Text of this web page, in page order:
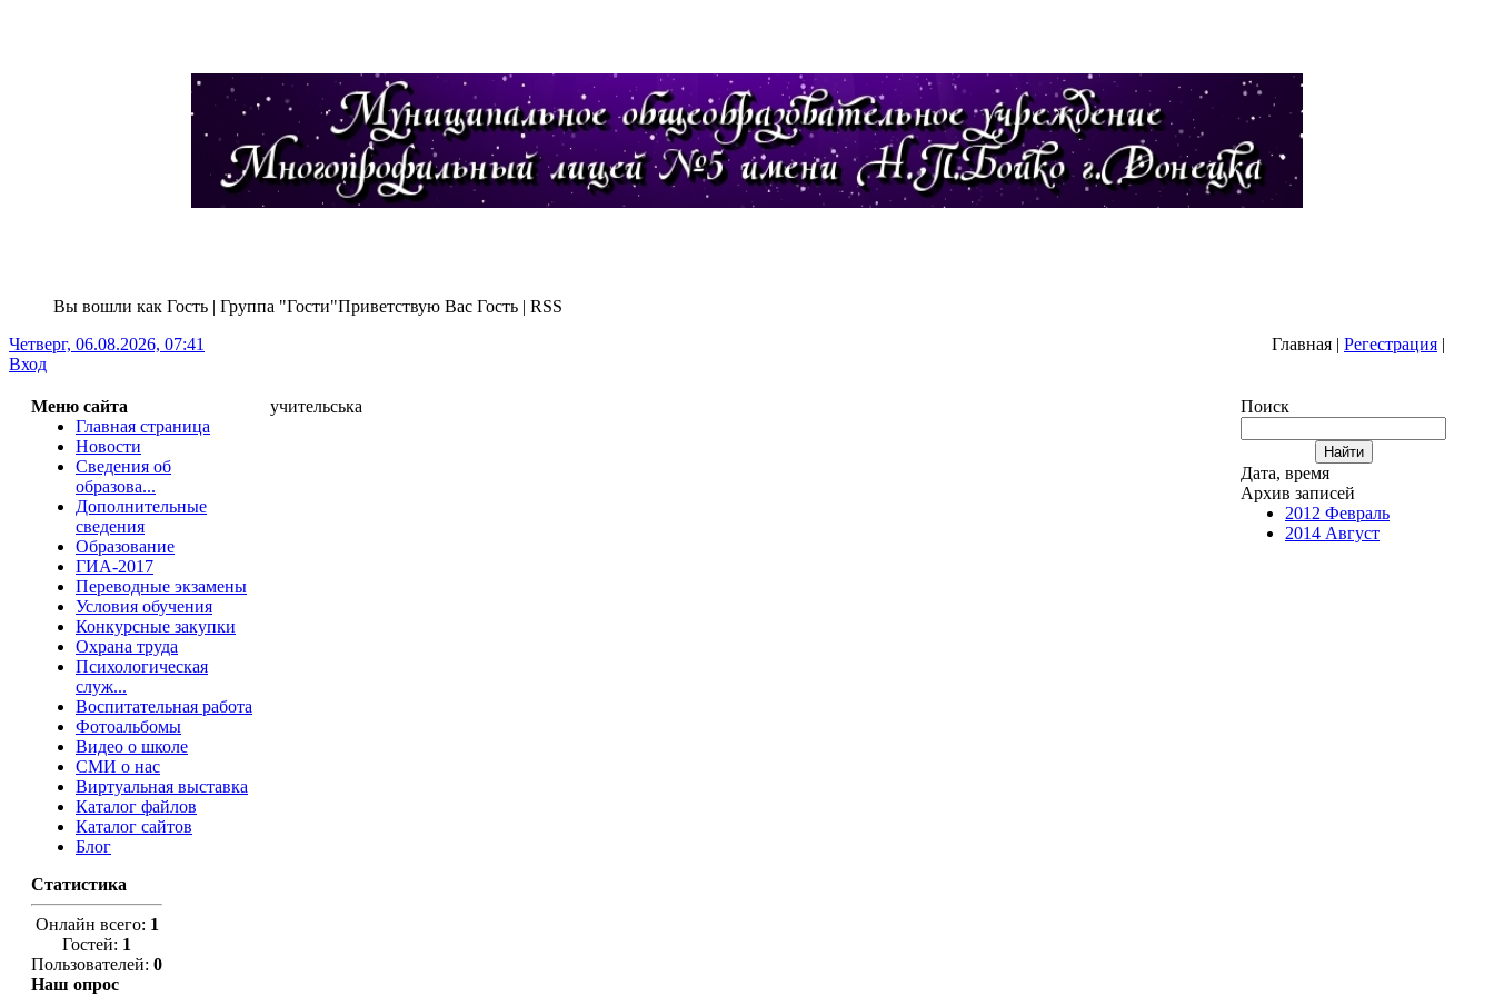
Вы вошли как Гость | Группа "Гости"Приветствую Вас Гость | RSS
Четверг, 06.08.2026, 07:41
Главная | Регестрация |
Вход
Меню сайта
Главная страница
Новости
Сведения об
образова...
Дополнительные
сведения
Образование
ГИА-2017
Переводные экзамены
Условия обучения
Конкурсные закупки
Охрана труда
Психологическая
служ...
Воспитательная работа
Фотоальбомы
Видео о школе
СМИ о нас
Виртуальная выставка
Каталог файлов
Каталог сайтов
Блог
Статистика
Онлайн всего: 1
Гостей: 1
Пользователей: 0
Наш опрос
учительська Поиск
Дата, время
Архив записей
2012 Февраль
2014 Август